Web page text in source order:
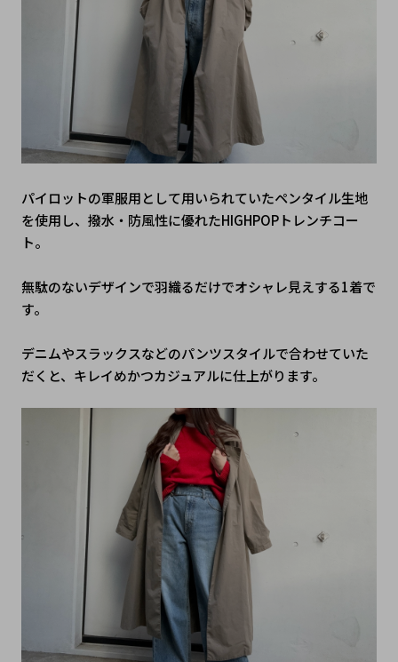
パイロットの軍服用として用いられていたペンタイル生地
を使用し、撥水・防風性に優れたHIGHPOPトレンチコー
ト。
無駄のないデザインで羽織るだけでオシャレ見えする1着で
す。
デニムやスラックスなどのパンツスタイルで合わせていた
だくと、キレイめかつカジュアルに仕上がります。